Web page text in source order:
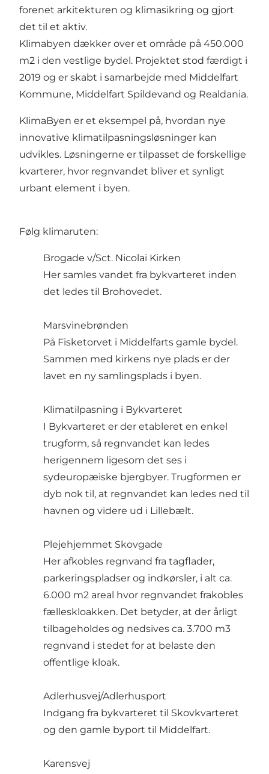
forenet arkitekturen og klimasikring og gjort
det til et aktiv.
Klimabyen dækker over et område på 450.000
m2 i den vestlige bydel. Projektet stod færdigt i
2019 og er skabt i samarbejde med Middelfart
Kommune, Middelfart Spildevand og Realdania.
KlimaByen er et eksempel på, hvordan nye
innovative klimatilpasningsløsninger kan
udvikles. Løsningerne er tilpasset de forskellige
kvarterer, hvor regnvandet bliver et synligt
urbant element i byen.
Følg klimaruten:
Brogade v/Sct. Nicolai Kirken
Her samles vandet fra bykvarteret inden
det ledes til Brohovedet.
Marsvinebrønden
På Fisketorvet i Middelfarts gamle bydel.
Sammen med kirkens nye plads er der
lavet en ny samlingsplads i byen.
Klimatilpasning i Bykvarteret
I Bykvarteret er der etableret en enkel
trugform, så regnvandet kan ledes
herigennem ligesom det ses i
sydeuropæiske bjergbyer. Trugformen er
dyb nok til, at regnvandet kan ledes ned til
havnen og videre ud i Lillebælt.
Plejehjemmet Skovgade
Her afkobles regnvand fra tagflader,
parkeringspladser og indkørsler, i alt ca.
6.000 m2 areal hvor regnvandet frakobles
fælleskloakken. Det betyder, at der årligt
tilbageholdes og nedsives ca. 3.700 m3
regnvand i stedet for at belaste den
offentlige kloak.
Adlerhusvej/Adlerhusport
Indgang fra bykvarteret til Skovkvarteret
og den gamle byport til Middelfart.
Karensvej